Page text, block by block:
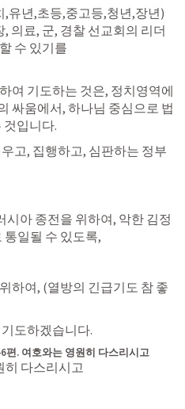
,유년,초등,중고등,청년,장년)
의료, 군, 경찰 선교회의 리더
수 있기를
여 기도하는 것은, 정치영역에
싸움에서, 하나님 중심으로 법
것입니다.
고, 집행하고, 심판하는 정부
아 종전을 위하여, 악한 김정
일될 수 있도록,
하여, (열방의 긴급기도 참 좋
도하겠습니다.
편. 여호와는 영원히 다스리시고
히 다스리시고